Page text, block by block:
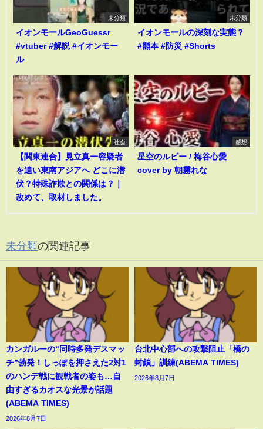
未分類
イオンモールGeoGuessr
#vtuber #解説 #イオンモー
ル
未分類
イオンモールの深刻な実態？
#熊本 #防災 #Shorts
社会
【関東連合】見立真一容疑者
を追い東南アジアへ どこに潜
伏？特殊詐欺との関係は？｜
改めて、取材しました。
感想
星空のルビー / 梅谷心愛
cover by 朝霧れな
未分類の関連記事
カンガルーの“同時多発デスマッ
チ”勃発！しっぽを押さえた2対1
のハンデ戦に観戦者の姿も…自
由すぎるカオスな光景が話題
(ABEMA TIMES)
2026年8月7日
台北中心部への攻撃阻止「橋の
封鎖」訓練(ABEMA TIMES)
2026年8月7日